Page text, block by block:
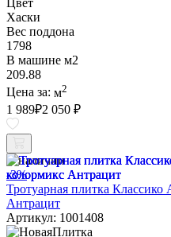
Цвет
Хаски
Вес поддона
1798
В машине м2
209.88
Цена за: м2
1 989₽2 050 ₽
В наличии
-3%
Тротуарная плитка
Антрацит
Артикул: 1001408